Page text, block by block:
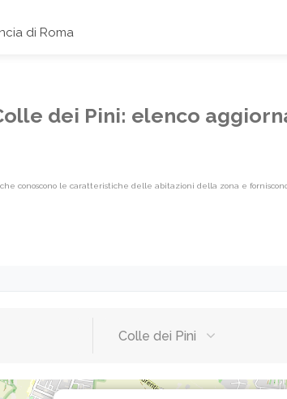
di Roma
dei Pini: elenco
conoscono le caratteristiche delle abitazioni della zona e forniscono
Colle dei Pini